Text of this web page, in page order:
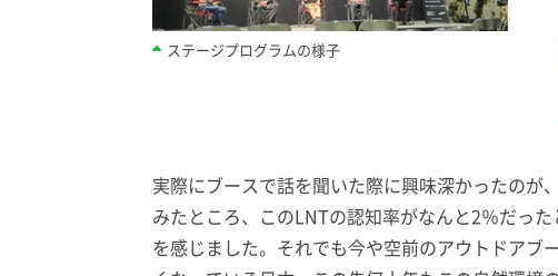
ステージプログラムの様子
実際にブースで話を聞いた際に興味深かったのが
みたところ、このLNTの認知率がなんと2％だっ
を感じました。それでも今や空前のアウトドアブ